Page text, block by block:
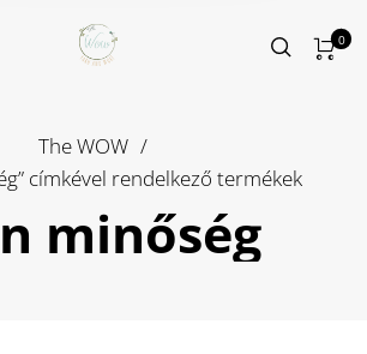
0
The WOW /
címkével rendelkező termékek
minőség